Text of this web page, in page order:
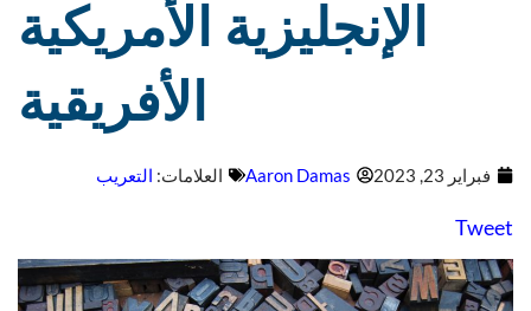
الإنجليزية الأمريكية
الأفريقية
فبراير 23, 2023 Aaron Damas العلامات: التعريب
Tweet